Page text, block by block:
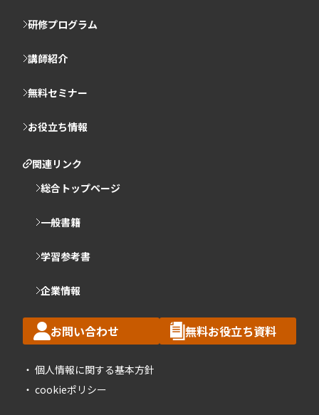
研修プログラム
講師紹介
無料セミナー
お役立ち情報
関連リンク
総合トップページ
一般書籍
学習参考書
企業情報
お問い合わせ 無料お役立ち資料
個人情報に関する基本方針
cookieポリシー